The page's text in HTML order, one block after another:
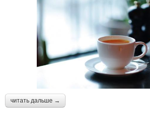
читать дальше →